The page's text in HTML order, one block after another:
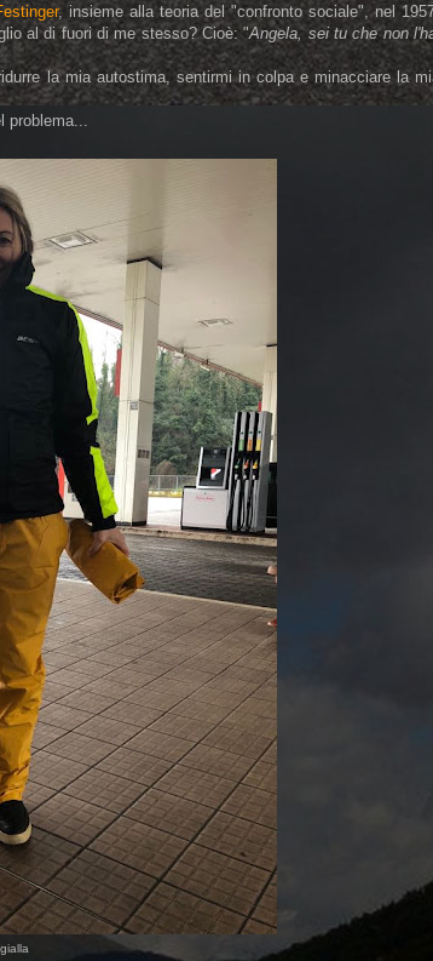
, insieme alla teoria del "confronto sociale", nel
al di fuori di me stesso? Cioè: "Angela, sei tu che non
la mia autostima, sentirmi in colpa e minacciare la